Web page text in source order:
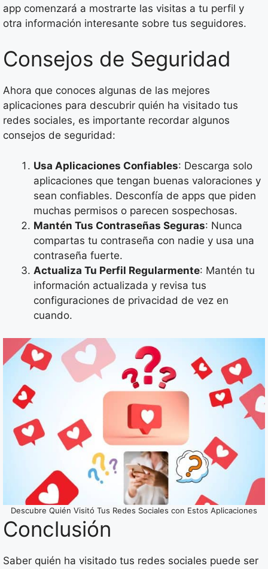
app comenzará a mostrarte las visitas a tu perfil y
otra información interesante sobre tus seguidores.
Consejos de Seguridad
Ahora que conoces algunas de las mejores
aplicaciones para descubrir quién ha visitado tus
redes sociales, es importante recordar algunos
consejos de seguridad:
Usa Aplicaciones Confiables: Descarga solo
aplicaciones que tengan buenas valoraciones y
sean confiables. Desconfía de apps que piden
muchas permisos o parecen sospechosas.
Mantén Tus Contraseñas Seguras: Nunca
compartas tu contraseña con nadie y usa una
contraseña fuerte.
Actualiza Tu Perfil Regularmente: Mantén tu
información actualizada y revisa tus
configuraciones de privacidad de vez en
cuando.
Descubre Quién Visitó Tus Redes Sociales con Estos Aplicaciones
Conclusión
Saber quién ha visitado tus redes sociales puede ser